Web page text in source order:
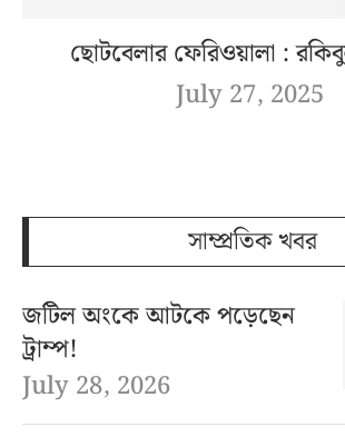
ছোটবেলার ফেরিওয়ালা :
July 27, 2025
সাম্প্রতিক খবর
জটিল অংকে আটকে পড়েছেন
ট্রাম্প!
July 28, 2026